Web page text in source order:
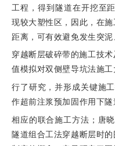
工程，得到隧道在开挖至
现较大塑性区，因此，在
距离，可有效避免发生突
穿越断层破碎带的施工技
值模拟对双侧壁导坑法施
行了研究，并形成关键施
作超前注浆预加固作用下
相应的联合施工方法；唐
隧道组合工法穿越断层时